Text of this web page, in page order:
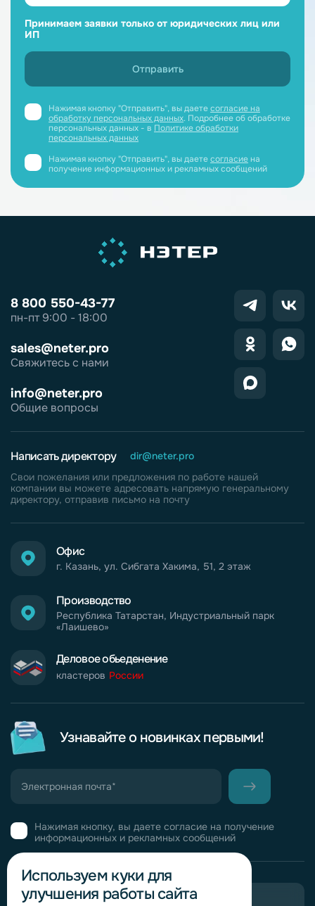
Принимаем заявки только от юридических лиц или
ИП
Нажимая кнопку "Отправить", вы даетесогласие на
обработку персональных данных. Подробнее об обработке
персональных данных - в Политике обработки
персональных данных
Нажимая кнопку "Отправить", вы даетесогласиена
получение информационных и рекламных сообщений
8 800 550-43-77
пн-пт 9:00 - 18:00
sales@neter.pro
Свяжитесь с нами
info@neter.pro
Общие вопросы
Деловое обьеденение
кластеров России
Производство
Республика Татарстан, Индустриальный парк
«Лаишево»
Офис
г. Казань, ул. Сибгата Хакима, 51, 2 этаж
Написать директору
dir@neter.pro
Свои пожелания или предложения по работе нашей
компании вы можете адресовать напрямую генеральному
директору, отправив письмо на почту
Узнавайте о новинках первыми!
Нажимая кнопку, вы даете согласие на получение
информационных и рекламных сообщений
Пригласить в тендер
Используем куки для
улучшения работы сайта